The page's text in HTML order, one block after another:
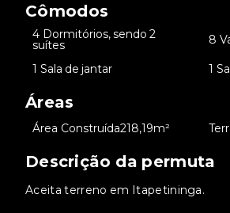
Cômodos
4 Dormitórios, sendo 2
suítes 8
1 Sala de jantar 1
Áreas
Área Construída218,19m²
Descrição da permuta
Aceita terreno em Itapetininga.